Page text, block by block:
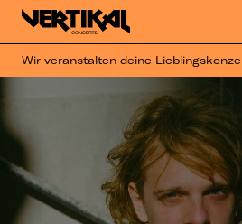
Wir veranstalten deine